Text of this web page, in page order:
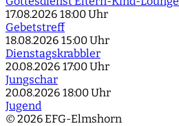
17.08.2026 18:00 Uhr
Gebetstreff
18.08.2026 15:00 Uhr
Dienstagskrabbler
20.08.2026 17:00 Uhr
Jungschar
20.08.2026 18:00 Uhr
Jugend
© 2026 EFG-Elmshorn